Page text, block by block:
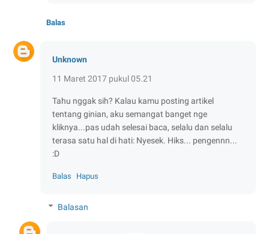
Balas
Unknown
11 Maret 2017 pukul 05.21
Tahu nggak sih? Kalau kamu posting artikel
tentang ginian, aku semangat banget nge
kliknya...pas udah selesai baca, selalu dan selalu
terasa satu hal di hati: Nyesek. Hiks... pengennn...
:D
Balas Hapus
Balasan